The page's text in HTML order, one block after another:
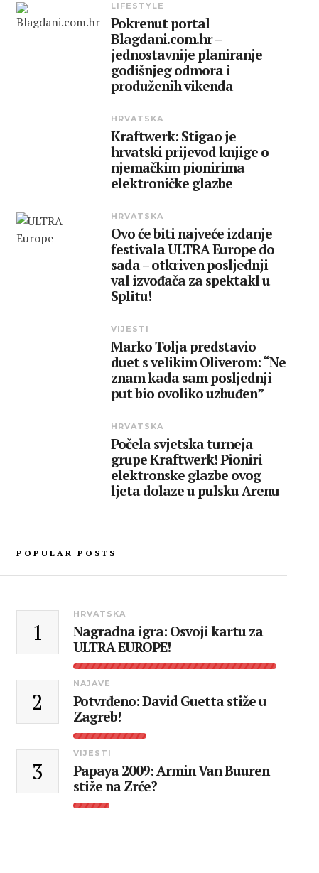
LIFESTYLE
Pokrenut portal
Blagdani.com.hr –
jednostavnije planiranje
godišnjeg odmora i
produženih vikenda
HRVATSKA
Kraftwerk: Stigao je
hrvatski prijevod knjige o
njemačkim pionirima
elektroničke glazbe
HRVATSKA
Ovo će biti najveće izdanje
festivala ULTRA Europe do
sada – otkriven posljednji
val izvođača za spektakl u
Splitu!
VIJESTI
Marko Tolja predstavio
duet s velikim Oliverom: “Ne
znam kada sam posljednji
put bio ovoliko uzbuđen”
HRVATSKA
Počela svjetska turneja
grupe Kraftwerk! Pioniri
elektronske glazbe ovog
ljeta dolaze u pulsku Arenu
POPULAR POSTS
1
HRVATSKA
Nagradna igra: Osvoji kartu za
ULTRA EUROPE!
2
NAJAVE
Potvrđeno: David Guetta stiže u
Zagreb!
3
VIJESTI
Papaya 2009: Armin Van Buuren
stiže na Zrće?